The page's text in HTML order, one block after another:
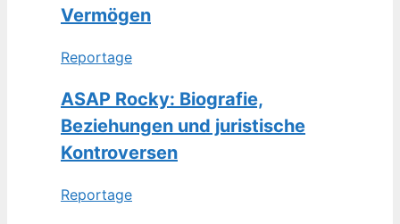
Vermögen
Reportage
ASAP Rocky: Biografie,
Beziehungen und juristische
Kontroversen
Reportage